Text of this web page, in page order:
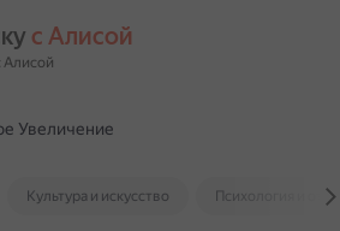
с Алисой
Алисой
Увеличение
Культура и искусство Психология и